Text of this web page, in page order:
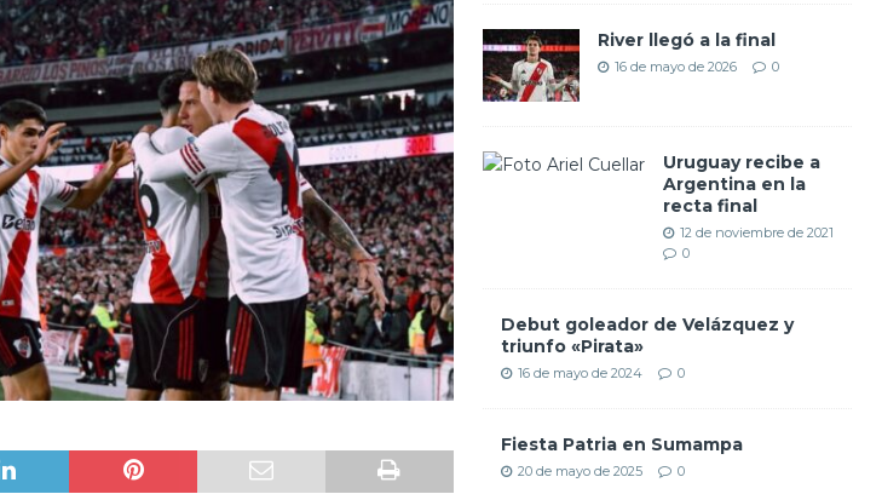
River llegó a la final
16 de mayo de 2026 0
Uruguay recibe a
Argentina en la
recta final
12 de noviembre de 2021
0
Debut goleador de Velázquez y
triunfo «Pirata»
16 de mayo de 2024 0
Fiesta Patria en Sumampa
20 de mayo de 2025 0